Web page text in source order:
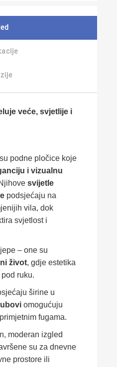
veće, svjetlije i
su podne pločice koje
i vizualnu
svijetle
podsjećaju na
vila, dok
svjetlost i
– one su
život, gdje estetika
ruku.
širine u
omogućuju
fugama.
moderan izgled
su za dnevne
prostore ili